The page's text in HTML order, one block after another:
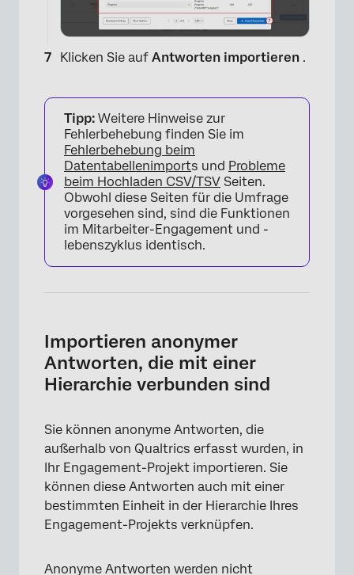
×
Klicken Sie auf Antworten importieren .
Tipp: Weitere Hinweise zur
Fehlerbehebung finden Sie im
Fehlerbehebung beim
Datentabellenimports und Probleme
beim Hochladen CSV/TSV Seiten.
Obwohl diese Seiten für die Umfrage
vorgesehen sind, sind die Funktionen
im Mitarbeiter-Engagement und -
lebenszyklus identisch.
Importieren anonymer
Antworten, die mit einer
Hierarchie verbunden sind
Sie können anonyme Antworten, die
außerhalb von Qualtrics erfasst wurden, in
Ihr Engagement-Projekt importieren. Sie
können diese Antworten auch mit einer
bestimmten Einheit in der Hierarchie Ihres
Engagement-Projekts verknüpfen.
Anonyme Antworten werden nicht